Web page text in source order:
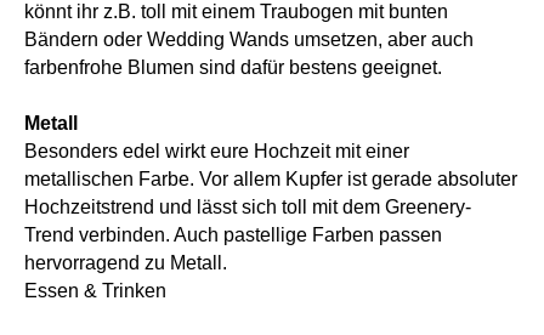
könnt ihr z.B. toll mit einem Traubogen mit bunten
Bändern oder Wedding Wands umsetzen, aber auch
farbenfrohe Blumen sind dafür bestens geeignet.
Metall
Besonders edel wirkt eure Hochzeit mit einer
metallischen Farbe. Vor allem Kupfer ist gerade absoluter
Hochzeitstrend und lässt sich toll mit dem Greenery-
Trend verbinden. Auch pastellige Farben passen
hervorragend zu Metall.
Essen & Trinken